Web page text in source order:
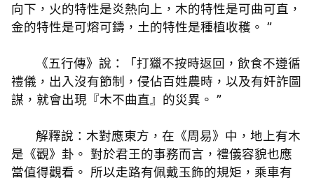
向下，火的特性是炎熱向上，木的特性是可曲可直，
金的特性是可熔可鑄，土的特性是種植收穫。 ”
《五行傳》說：「打獵不按時返回，飲食不遵循
禮儀，出入沒有節制，侵佔百姓農時，以及有奸詐圖
謀，就會出現『木不曲直』的災異。 ”
解釋說：木對應東方，在《周易》中，地上有木
是《觀》卦。 對於君王的事務而言，禮儀容貌也應
當值得觀看。 所以走路有佩戴玉飾的規矩，乘車有